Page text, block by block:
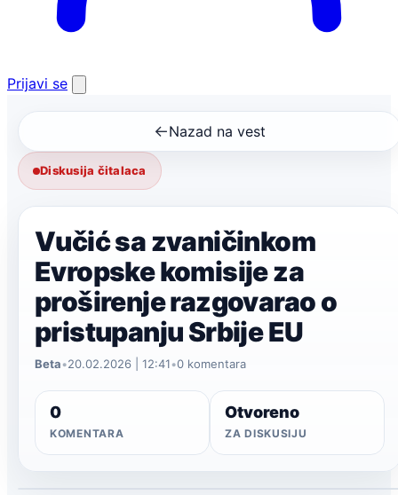
Prijavi se
pretragu
←Nazad na vest
Diskusija čitalaca
Vučić sa zvaničinkom
Evropske komisije za
proširenje razgovarao o
pristupanju Srbije EU
Beta•20.02.2026 | 12:41•0 komentara
0
KOMENTARA
Otvoreno
ZA DISKUSIJU